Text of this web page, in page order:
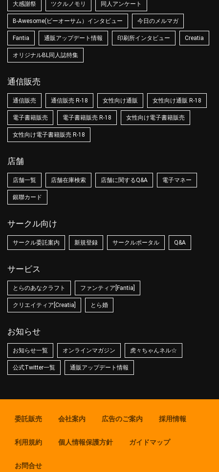
大感謝祭 ツクルノモリ 同人アンケート
B-Awesome(ビーオーサム）インタビュー 今日のメルマガ
Fantia 通販アップデート情報 印刷所インタビュー Creatia
オリジナルBL同人誌特集
通信販売
通信販売 通信販売 R-18 女性向け通販 女性向け通販 R-18
電子書籍販売 電子書籍販売 R-18 女性向け電子書籍販売
女性向け電子書籍販売 R-18
店舗
店舗一覧 店舗在庫検索 店舗に関するQ&A 電子マネー
銀聯カード
サークル向け
サークル委託案内 新規登録 サークルポータル Q&A
サービス
とらのあなクラフト ファンティア[Fantia]
クリエイティア[Creatia] とら婚
お知らせ
お知らせ一覧 オンラインマガジン 虎々ちゃんネル☆
公式Twitter一覧 通販アップデート情報
委託販売 会社案内 広告のご案内 採用情報
利用規約 個人情報保護方針 ガイドマップ
お問合せ